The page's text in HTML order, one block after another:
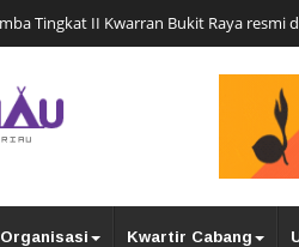
Tingkat II Kwarran Bukit Raya resmi
Organisasi Kwartir Cabang